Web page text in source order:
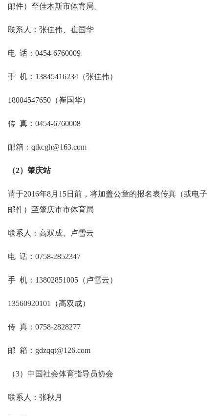
邮件）至佳木斯市体育局。
联系人：张佳伟、崔国华
电 话：0454-6760009
手 机：13845416234（张佳伟）
18004547650（崔国华）
传 真：0454-6760008
邮箱：qtkcgh@163.com
（2）肇庆站
请于2016年8月15日前，将加盖公章的报名表传真（或电子
邮件）至肇庆市市体育局
联系人：高双成、卢雪云
电 话：0758-2852347
手 机：13802851005（卢雪云）
13560920101（高双成）
传 真：0758-2828277
邮 箱：gdzqqt@126.com
（3）中国社会体育指导员协会
联系人：张秋月